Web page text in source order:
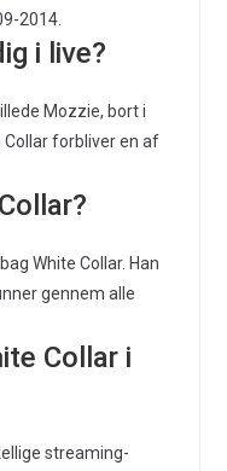
2014.
i live?
Mozzie, bort i
Collar forbliver en af
White Collar. Han
gennem alle
Collar i
streaming-